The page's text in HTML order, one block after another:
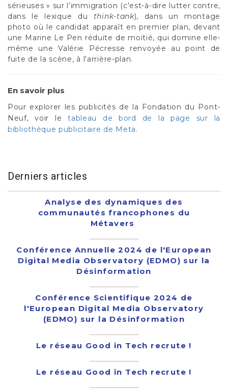
sérieuses » sur l’immigration (c'est-à-dire lutter contre,
dans le lexique du think-tank), dans un montage
photo où le candidat apparaît en premier plan, devant
une Marine Le Pen réduite de moitié, qui domine elle-
même une Valérie Pécresse renvoyée au point de
fuite de la scène, à l'arrière-plan.
En savoir plus
Pour explorer les publicités de la Fondation du Pont-
Neuf, voir letableau de bord de la page sur la
bibliothèque publicitaire de Meta.
Derniers articles
Analyse des dynamiques des
communautés francophones du
Métavers
Conférence Annuelle 2024 de l'European
Digital Media Observatory (EDMO) sur la
Désinformation
Conférence Scientifique 2024 de
l'European Digital Media Observatory
(EDMO) sur la Désinformation
Le réseau Good in Tech recrute !
Le réseau Good in Tech recrute !